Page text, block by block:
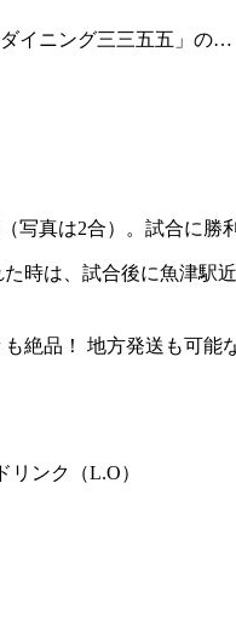
イニング三三五五」の…
写真は2合）。試合に勝
時は、試合後に魚津駅
絶品！ 地方発送も可能
リンク（L.O）